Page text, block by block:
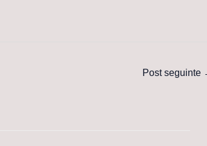
Post seguinte